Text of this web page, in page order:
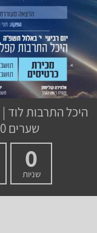
היכל התרבות לוד |
שערים 16:30 | שעת התחלה 17:00
0
שניות